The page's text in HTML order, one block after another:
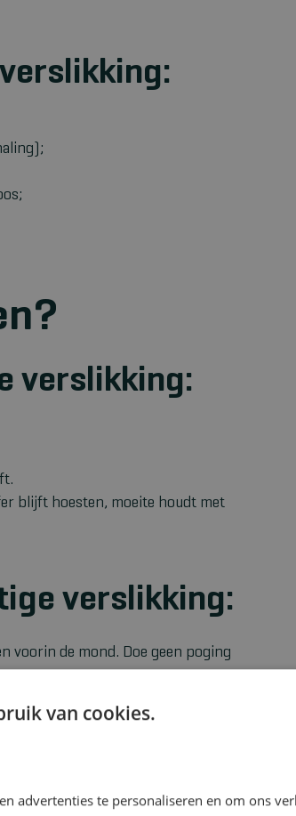
verslikking:
blijft hoesten, moeite houdt met
verslikking:
voorin de mond. Doe geen poging
en vijf buikstoten.
staan. Is het slachtoffer groter dan
met één hand en laat het
slagen tussen de schouderbladen.
van cookies.
advertenties te personaliseren en om ons